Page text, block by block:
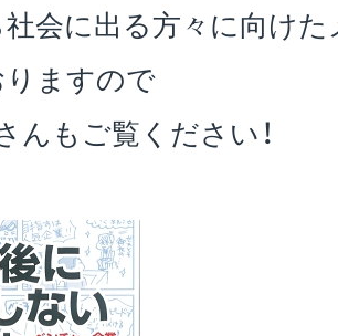
会に出る方々に向け
ますので
んもご覧ください！